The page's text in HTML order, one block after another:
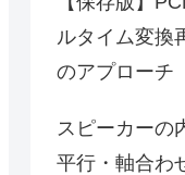
ルタイム変換
のアプローチ
スピーカーの
平行・軸合わ